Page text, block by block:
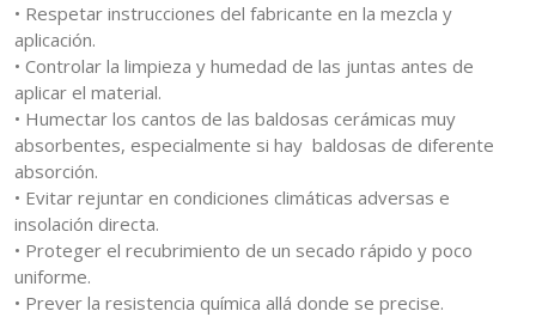
• Respetar instrucciones del fabricante en la mezcla y
aplicación.
• Controlar la limpieza y humedad de las juntas antes de
aplicar el material.
• Humectar los cantos de las baldosas cerámicas muy
absorbentes, especialmente si hay baldosas de diferente
absorción.
• Evitar rejuntar en condiciones climáticas adversas e
insolación directa.
• Proteger el recubrimiento de un secado rápido y poco
uniforme.
• Prever la resistencia química allá donde se precise.